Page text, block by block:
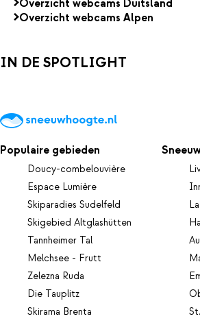
Overzicht webcams Duitsland
Overzicht webcams Alpen
IN DE SPOTLIGHT
Populaire gebieden
Doucy-combelouvière
Espace Lumière
Skiparadies Sudelfeld
Skigebied Altglashütten
Tannheimer Tal
Melchsee - Frutt
Zelezna Ruda
Die Tauplitz
Skirama Brenta